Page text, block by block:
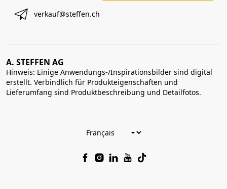
verkauf@steffen.ch
A. STEFFEN AG
Hinweis: Einige Anwendungs-/Inspirationsbilder sind digital
erstellt. Verbindlich für Produkteigenschaften und
Lieferumfang sind Produktbeschreibung und Detailfotos.